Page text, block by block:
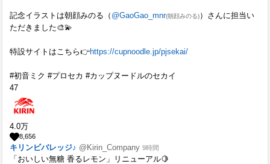
記念イラストは朝顔みのる（ @GaoGao_mnr(朝顔みのる)）さんに担当い
ただきました🎨💫
特設サイトはこちら👉https://cupnoodle.jp/pjsekai/
#初音ミク #プロセカ #カップヌードルのセカイ
47
4.0万
8,656
キリンビバレッジ♪ @Kirin_Company 9時間
「おいしい無糖 香るレモン」リニューアル🍋